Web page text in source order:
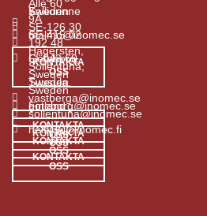
Allé 60
SE-126 30
Hägersten,
Sweden
vastberga@inomec.se
KONTAKTA
OSS
9A
192 48
Sollentuna,
Sweden
sollentuna@inomec.se
KONTAKTA
OSS
7
SE-415 02
Göteborg,
Sweden
goteborg@inomec.se
KONTAKTA
OSS
Sweden
malmo@inomec.se
KONTAKTA
OSS
Kalliorinne
6
FI-043 60
Tuusula,
Finland
helsinki@inomec.fi
KONTAKTA
OSS